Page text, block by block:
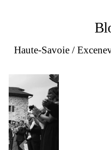
Haute-Savoie /